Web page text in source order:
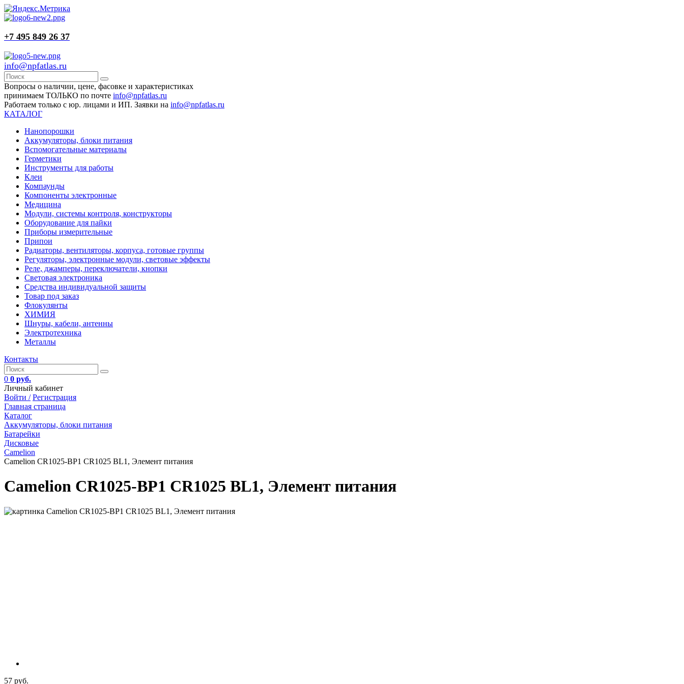
+7 495 849 26 37
info@npfatlas.ru
Вопросы о наличии, цене, фасовке и характеристиках
принимаем ТОЛЬКО по почте info@npfatlas.ru
Работаем только с юр. лицами и ИП. Заявки на info@npfatlas.ru
КАТАЛОГ
Нанопорошки
Аккумуляторы, блоки питания
Вспомогательные материалы
Герметики
Инструменты для работы
Клеи
Компаунды
Компоненты электронные
Медицина
Модули, системы контроля, конструкторы
Оборудование для пайки
Приборы измерительные
Припои
Радиаторы, вентиляторы, корпуса, готовые группы
Регуляторы, электронные модули, световые эффекты
Реле, джамперы, переключатели, кнопки
Световая электроника
Средства индивидуальной защиты
Товар под заказ
Флокулянты
ХИМИЯ
Шнуры, кабели, антенны
Электротехника
Металлы
Контакты
0 0 руб.
Личный кабинет
Войти / Регистрация
Главная страница
Каталог
Аккумуляторы, блоки питания
Батарейки
Дисковые
Camelion
Camelion CR1025-BP1 CR1025 BL1, Элемент питания
Camelion CR1025-BP1 CR1025 BL1, Элемент питания
57 руб.